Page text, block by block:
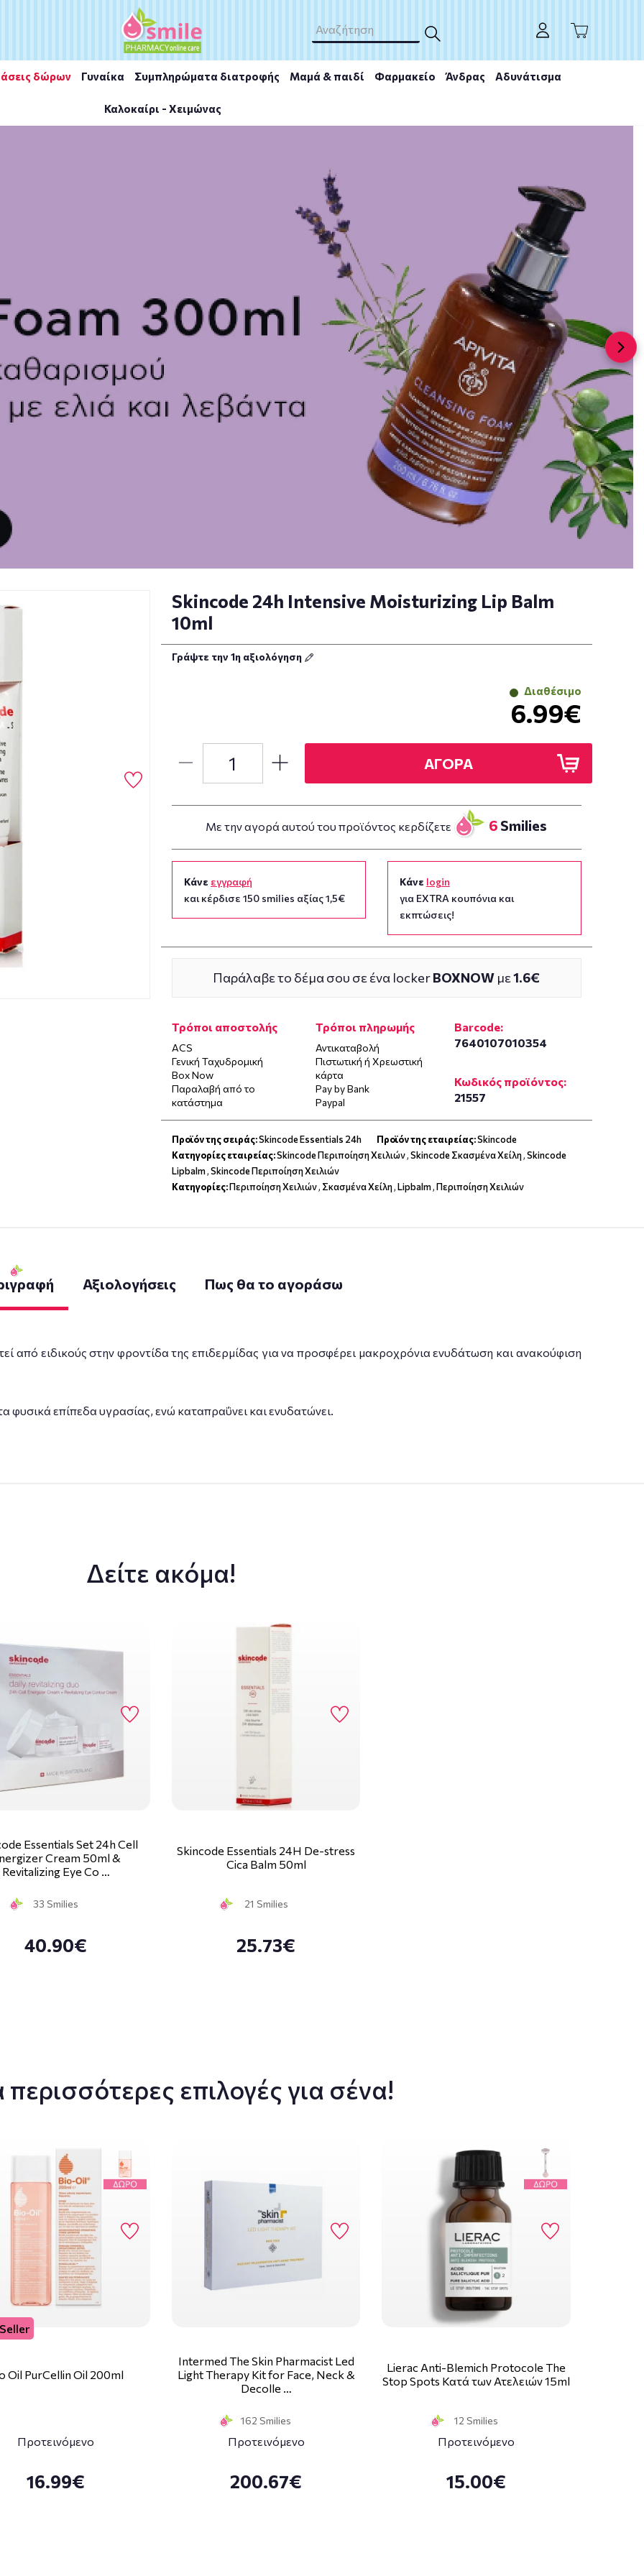
δώρων Γυναίκα Συμπληρώματα διατροφής Μαμά & παιδί Φαρμακείο Άνδρας Αδυνάτισμα
Καλοκαίρι - Χειμώνας
Skincode 24h Intensive Moisturizing Lip Balm
10ml
Γράψτε την 1η αξιολόγηση
Διαθέσιμο
6.99€
ΑΓΟΡΑ
Με την αγορά αυτού του προϊόντος κερδίζετε 6 Smilies
Κάνε εγγραφή
και κέρδισε 150 smilies αξίας 1,5€
Κάνε login
για EXTRA κουπόνια και
εκπτώσεις!
Παράλαβε το δέμα σου σε ένα lockerBOXNOW με1.6€
Τρόποι αποστολής
ACS
Γενική Ταχυδρομική
Box Now
Παραλαβή από το
κατάστημα
Τρόποι πληρωμής
Αντικαταβολή
Πιστωτική ή Χρεωστική
κάρτα
Pay by Bank
Paypal
Barcode:
7640107010354
Κωδικός προϊόντος:
21557
Προϊόν της σειράς:Skincode Essentials 24h Προϊόν της εταιρείας:Skincode
Κατηγορίες εταιρείας:Skincode Περιποίηση Χειλιών,Skincode Σκασμένα Χείλη,Skincode
Lipbalm,Skincode Περιποίηση Χειλιών
Κατηγορίες:Περιποίηση Χειλιών, Σκασμένα Χείλη,Lipbalm,Περιποίηση Χειλιών
Αξιολογήσεις Πως θα το αγοράσω
από ειδικούς στην φροντίδα της επιδερμίδας για να προσφέρει μακροχρόνια ενυδάτωση και ανακούφιση
επίπεδα υγρασίας, ενώ καταπραΰνει και ενυδατώνει.
Δείτε ακόμα!
Essentials Set 24h Cell
Cream 50ml &
Revitalizing Eye Co …
33 Smilies
40.90€
Skincode Essentials 24H De-stress
Cica Balm 50ml
21 Smilies
25.73€
επιλογές για σένα!
Oil PurCellin Oil 200ml
Προτεινόμενο
16.99€
Intermed The Skin Pharmacist Led
Light Therapy Kit for Face, Neck &
Decolle …
162 Smilies
Προτεινόμενο
200.67€
Lierac Anti-Blemich Protocole The
Stop Spots Κατά των Ατελειών 15ml
12 Smilies
Προτεινόμενο
15.00€